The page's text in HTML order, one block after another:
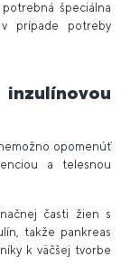
špeciálna
prípade potreby
opomenúť
a telesnou
časti žien s
takže pankreas
k väčšej tvorbe